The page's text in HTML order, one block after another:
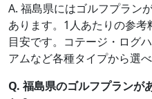
A. 福島県にはゴルフプラン
あります。1人あたりの参
目安です。コテージ・ログ
アムなど各種タイプから選べ
Q. 福島県のゴルフプランが